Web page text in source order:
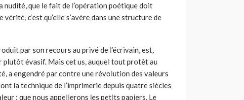
que le fait de l’opération poétique doit
c’est qu’elle s’avère dans une structure de
par son recours au privé de l’écrivain, est,
plutôt évasif. Mais cet us, auquel tout protêt au
a engendré par contre une révolution des valeurs
la technique de l’imprimerie depuis quatre siècles
: que nous appellerons les petits papiers. Le